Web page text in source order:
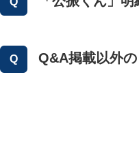
Q&A掲載以外